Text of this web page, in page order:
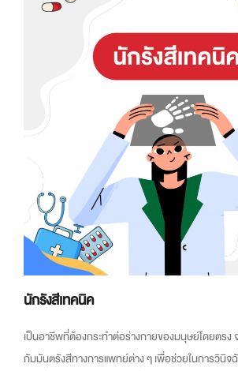
นักรังสีเทคนิค
เป็นอาชีพที่ต้องกระทำต่อร่างกายของมนุษย์โดยตรง
กัมมันตรังสีทางการแพทย์ต่าง ๆ เพื่อช่วยในการวินิจ